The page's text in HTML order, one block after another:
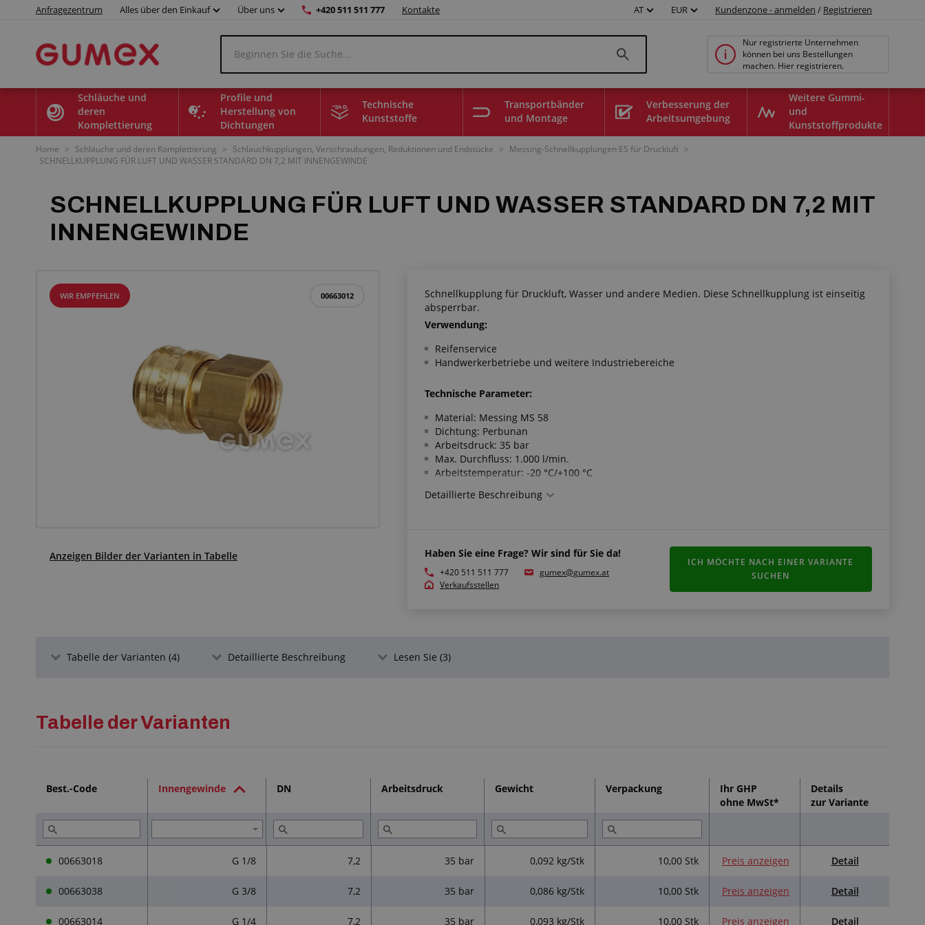
Anfragezentrum Alles über den Einkauf Über uns +420 511 511 777 Kontakte AT EUR Kundenzone - anmelden / Registrieren
Nur registrierte Unternehmen
können bei uns Bestellungen
machen. Hier registrieren.
Schläuche und
deren
Komplettierung
Profile und
Herstellung von
Dichtungen
Technische
Kunststoffe
Transportbänder
und Montage
Verbesserung der
Arbeitsumgebung
Weitere Gummi-
und
Kunststoffprodukte
Home > Schläuche und deren Komplettierung > Schlauchkupplungen, Verschraubungen, Reduktionen und Endstücke > Messing-Schnellkupplungen ES für Druckluft >
SCHNELLKUPPLUNG FÜR LUFT UND WASSER STANDARD DN 7,2 MIT INNENGEWINDE
SCHNELLKUPPLUNG FÜR LUFT UND WASSER STANDARD DN 7,2 MIT
INNENGEWINDE
00663012
WIR EMPFEHLEN
Anzeigen Bilder der Varianten in Tabelle
Schnellkupplung für Druckluft, Wasser und andere Medien. Diese Schnellkupplung ist einseitig
absperrbar.
Verwendung:
Reifenservice
Handwerkerbetriebe und weitere Industriebereiche
Technische Parameter:
Material: Messing MS 58
Dichtung: Perbunan
Arbeitsdruck: 35 bar
Max. Durchfluss: 1.000 l/min.
Arbeitstemperatur: -20 °C/+100 °C
Detaillierte Beschreibung
Haben Sie eine Frage? Wir sind für Sie da!
+420 511 511 777
gumex@gumex.at
Verkaufsstellen
ICH MÖCHTE NACH EINER VARIANTE
SUCHEN
Tabelle der Varianten (4) Detaillierte Beschreibung Lesen Sie (3)
Tabelle der Varianten
Best.-Code Innengewinde DN Arbeitsdruck Gewicht Verpackung
Ihr GHP
ohne MwSt*
Details
zur Variante
00663018 G 1/8 7,2 35 bar 0,092 kg/Stk 10,00 Stk Preis anzeigen Detail
00663038 G 3/8 7,2 35 bar 0,086 kg/Stk 10,00 Stk Preis anzeigen Detail
00663014 G 1/4 7,2 35 bar 0,093 kg/Stk 10,00 Stk Preis anzeigen Detail